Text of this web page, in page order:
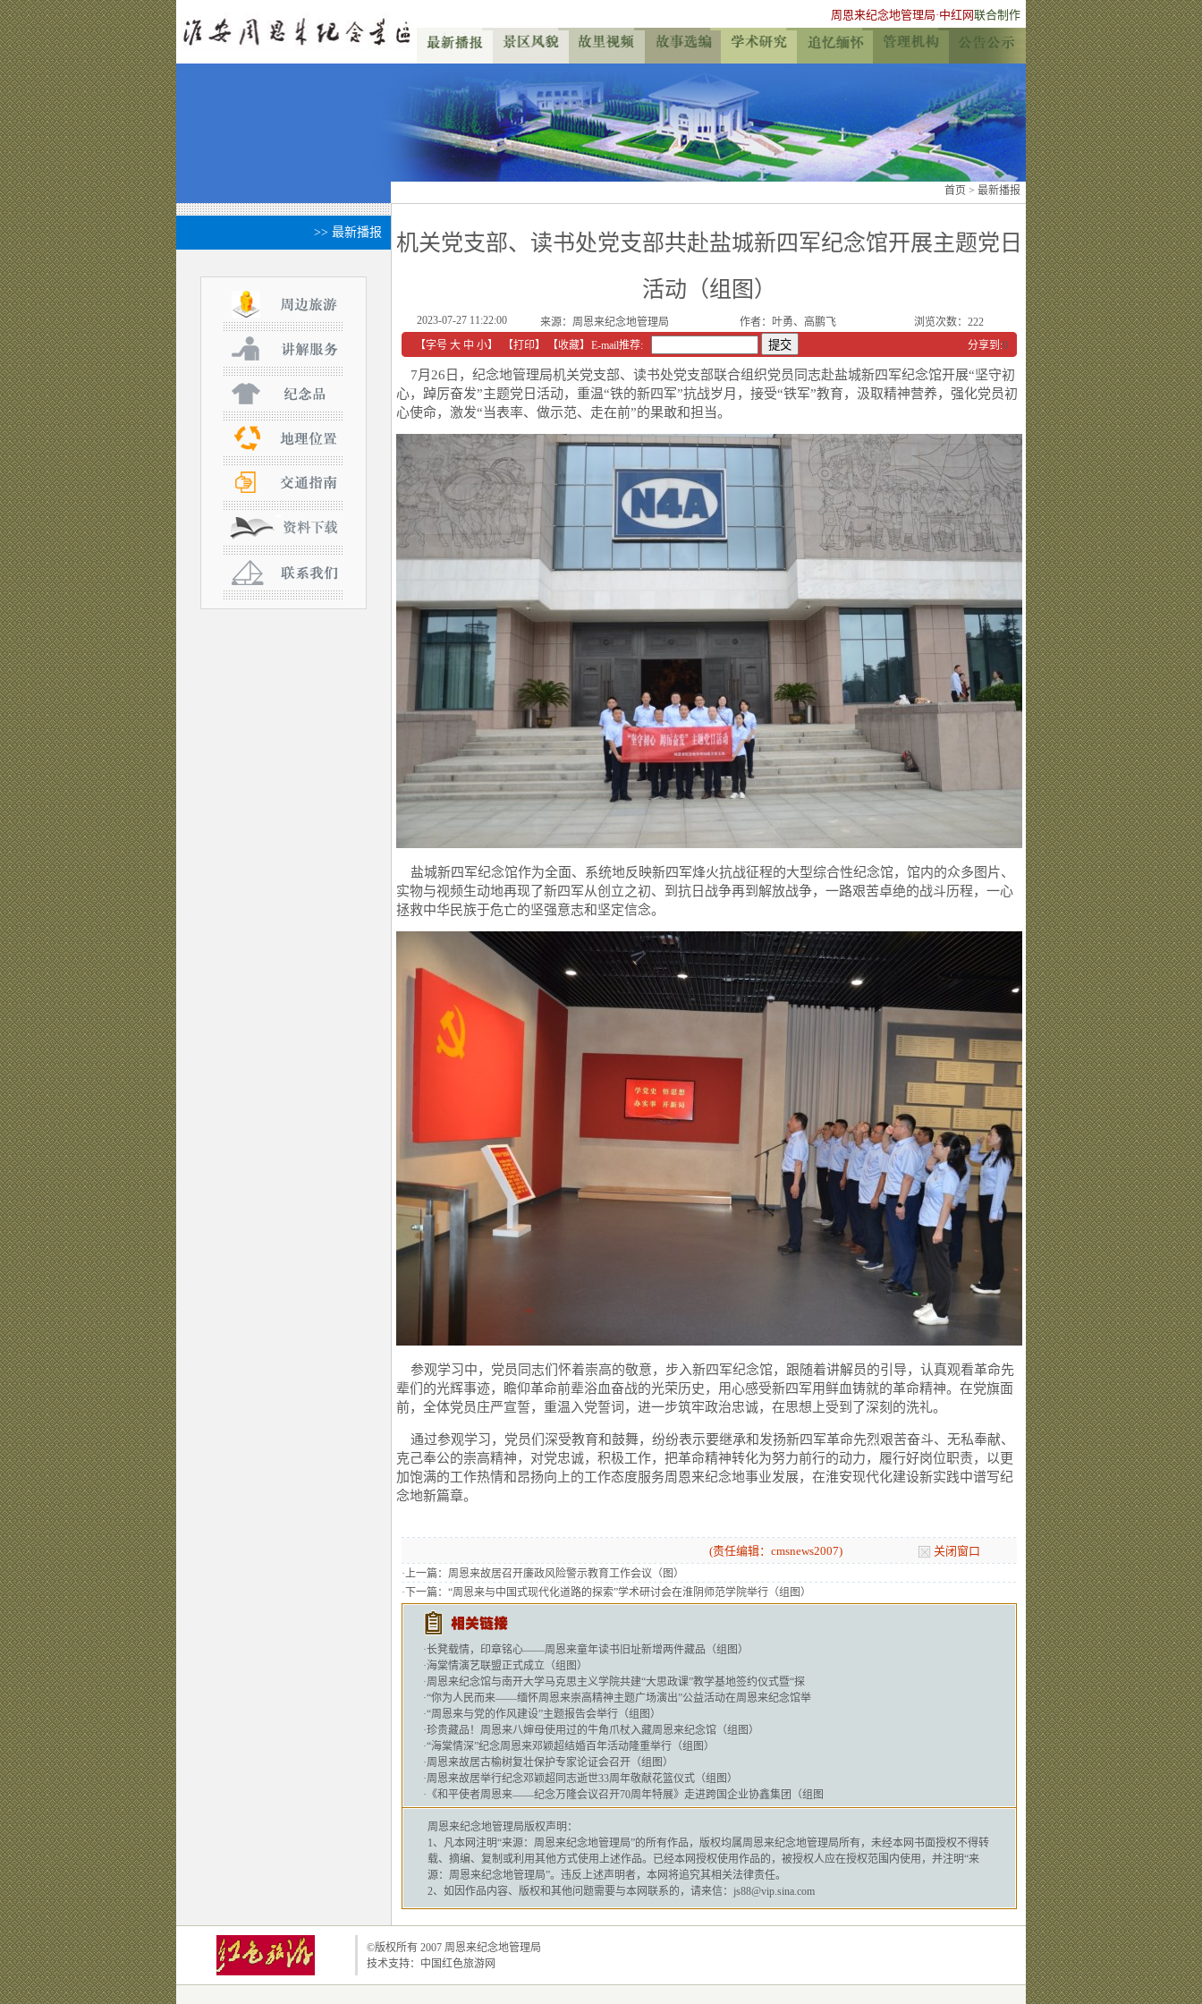
周恩来纪念地管理局·中红网联合制作
首页 > 最新播报
>> 最新播报
机关党支部、读书处党支部共赴盐城新四军纪念馆开展主题党日
活动（组图）
2023-07-27 11:22:00 来源： 周恩来纪念地管理局 作者：叶勇、高鹏飞 浏览次数： 222
【字号 大 中 小】 【打印】 【收藏】 E-mail推荐: 分享到:0
7月26日，纪念地管理局机关党支部、读书处党支部联合组织党员同志赴盐城新四军纪念馆开展“坚守初
心，踔厉奋发”主题党日活动，重温“铁的新四军”抗战岁月，接受“铁军”教育，汲取精神营养，强化党员初
心使命，激发“当表率、做示范、走在前”的果敢和担当。
盐城新四军纪念馆作为全面、系统地反映新四军烽火抗战征程的大型综合性纪念馆，馆内的众多图片、
实物与视频生动地再现了新四军从创立之初、到抗日战争再到解放战争，一路艰苦卓绝的战斗历程，一心
拯救中华民族于危亡的坚强意志和坚定信念。
参观学习中，党员同志们怀着崇高的敬意，步入新四军纪念馆，跟随着讲解员的引导，认真观看革命先
辈们的光辉事迹，瞻仰革命前辈浴血奋战的光荣历史，用心感受新四军用鲜血铸就的革命精神。在党旗面
前，全体党员庄严宣誓，重温入党誓词，进一步筑牢政治忠诚，在思想上受到了深刻的洗礼。
通过参观学习，党员们深受教育和鼓舞，纷纷表示要继承和发扬新四军革命先烈艰苦奋斗、无私奉献、
克己奉公的崇高精神，对党忠诚，积极工作，把革命精神转化为努力前行的动力，履行好岗位职责，以更
加饱满的工作热情和昂扬向上的工作态度服务周恩来纪念地事业发展，在淮安现代化建设新实践中谱写纪
念地新篇章。
(责任编辑：cmsnews2007) 关闭窗口
·上一篇： 周恩来故居召开廉政风险警示教育工作会议（图）
·下一篇： “周恩来与中国式现代化道路的探索”学术研讨会在淮阴师范学院举行（组图）
·长凳载情，印章铭心——周恩来童年读书旧址新增两件藏品（组图）
·海棠情演艺联盟正式成立（组图）
·周恩来纪念馆与南开大学马克思主义学院共建“大思政课”教学基地签约仪式暨“探
·“你为人民而来——缅怀周恩来崇高精神主题广场演出”公益活动在周恩来纪念馆举
·“周恩来与党的作风建设”主题报告会举行（组图）
·珍贵藏品！周恩来八婶母使用过的牛角爪杖入藏周恩来纪念馆（组图）
·“海棠情深”纪念周恩来邓颖超结婚百年活动隆重举行（组图）
·周恩来故居古榆树复壮保护专家论证会召开（组图）
·周恩来故居举行纪念邓颖超同志逝世33周年敬献花篮仪式（组图）
· 《和平使者周恩来——纪念万隆会议召开70周年特展》走进跨国企业协鑫集团（组图
周恩来纪念地管理局版权声明：
1、凡本网注明“来源： 周恩来纪念地管理局”的所有作品，版权均属周恩来纪念地管理局所有，未经本网书面授权不得转
载、摘编、复制或利用其他方式使用上述作品。已经本网授权使用作品的，被授权人应在授权范围内使用，并注明“来
源： 周恩来纪念地管理局”。违反上述声明者，本网将追究其相关法律责任。
2、如因作品内容、版权和其他问题需要与本网联系的，请来信：js88@vip.sina.com
©版权所有 2007 周恩来纪念地管理局
技术支持： 中国红色旅游网